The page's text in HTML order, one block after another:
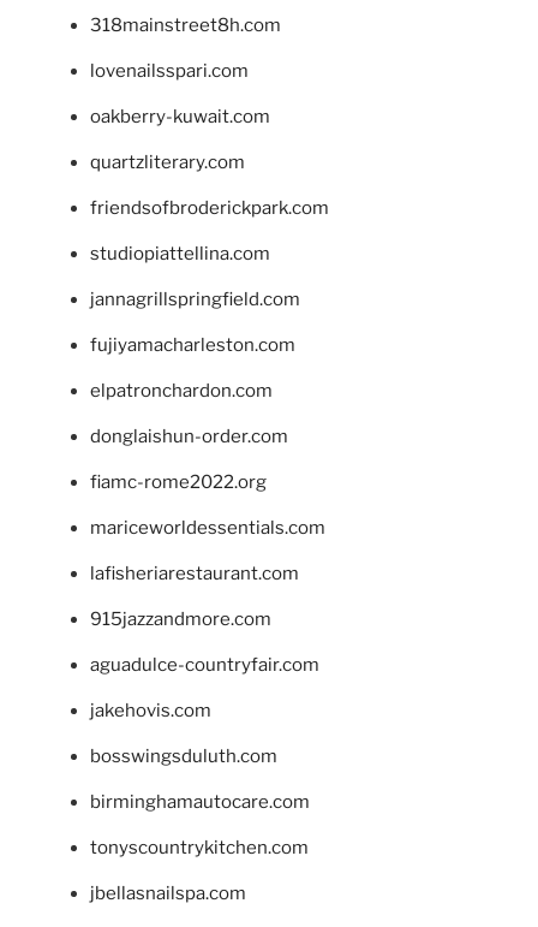
318mainstreet8h.com
lovenailsspari.com
oakberry-kuwait.com
quartzliterary.com
friendsofbroderickpark.com
studiopiattellina.com
jannagrillspringfield.com
fujiyamacharleston.com
elpatronchardon.com
donglaishun-order.com
fiamc-rome2022.org
mariceworldessentials.com
lafisheriarestaurant.com
915jazzandmore.com
aguadulce-countryfair.com
jakehovis.com
bosswingsduluth.com
birminghamautocare.com
tonyscountrykitchen.com
jbellasnailspa.com